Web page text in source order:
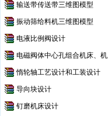
输送带传送带三维图模型
振动筛给料机三维图模型
电液比例阀设计
电磁阀体中心孔组合机床、
惰轮轴工艺设计和工装设计
导向块设计
钉磨机床设计